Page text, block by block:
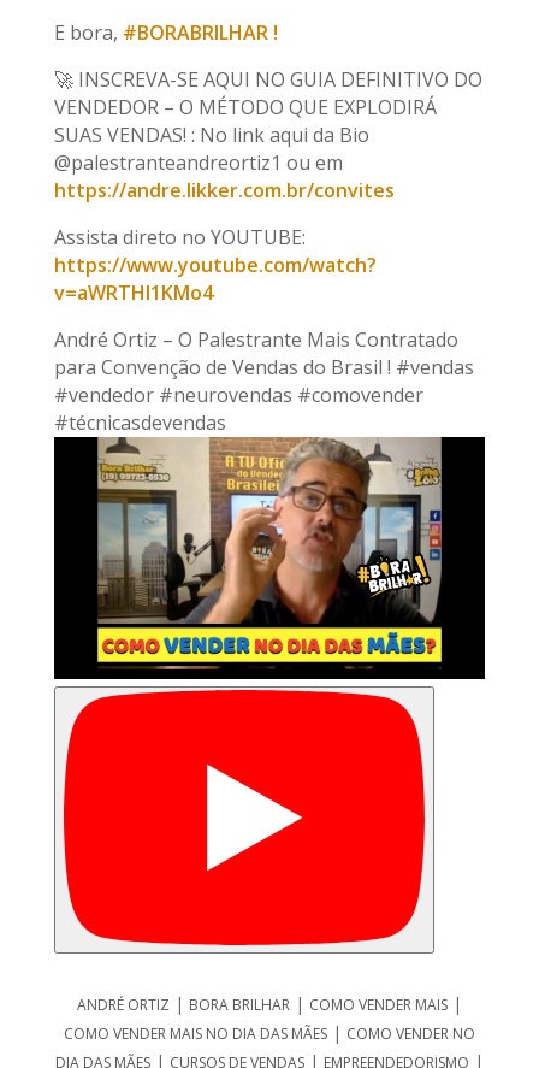
E bora, #BORABRILHAR !
🚀 INSCREVA-SE AQUI NO GUIA DEFINITIVO DO
VENDEDOR – O MÉTODO QUE EXPLODIRÁ
SUAS VENDAS! : No link aqui da Bio
@palestranteandreortiz1 ou em
https://andre.likker.com.br/convites
Assista direto no YOUTUBE:
https://www.youtube.com/watch?
v=aWRTHl1KMo4
André Ortiz – O Palestrante Mais Contratado
para Convenção de Vendas do Brasil ! #vendas
#vendedor #neurovendas #comovender
#técnicasdevendas
ANDRÉ ORTIZ | BORA BRILHAR| COMO VENDER MAIS|
COMO VENDER MAIS NO DIA DAS MÃES| COMO VENDER NO
DIA DAS MÃES| CURSOS DE VENDAS| EMPREENDEDORISMO |